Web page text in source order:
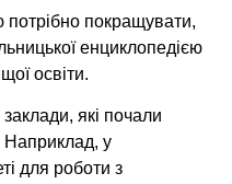
потрібно покращувати,
енциклопедією
освіти.
заклади, які почали
Наприклад, у
для роботи з